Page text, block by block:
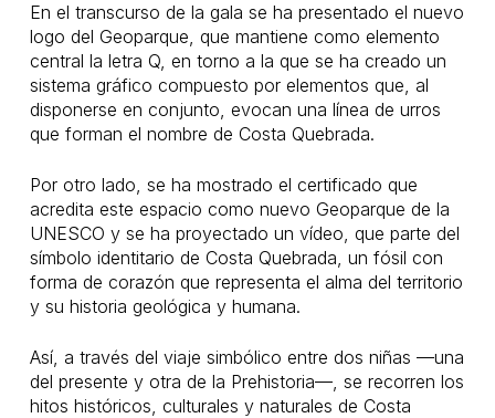
En el transcurso de la gala se ha presentado el nuevo
logo del Geoparque, que mantiene como elemento
central la letra Q, en torno a la que se ha creado un
sistema gráfico compuesto por elementos que, al
disponerse en conjunto, evocan una línea de urros
que forman el nombre de Costa Quebrada.
Por otro lado, se ha mostrado el certificado que
acredita este espacio como nuevo Geoparque de la
UNESCO y se ha proyectado un vídeo, que parte del
símbolo identitario de Costa Quebrada, un fósil con
forma de corazón que representa el alma del territorio
y su historia geológica y humana.
Así, a través del viaje simbólico entre dos niñas —una
del presente y otra de la Prehistoria—, se recorren los
hitos históricos, culturales y naturales de Costa